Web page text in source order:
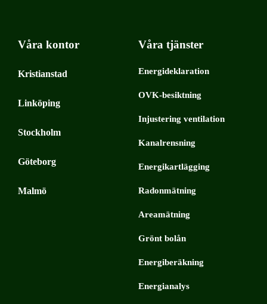
Våra kontor
Kristianstad
Linköping
Stockholm
Göteborg
Malmö
Våra tjänster
Energideklaration
OVK-besiktning
Injustering ventilation
Kanalrensning
Energikartlägging
Radonmätning
Areamätning
Grönt bolån
Energiberäkning
Energianalys